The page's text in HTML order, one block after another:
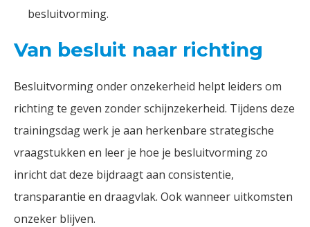
besluitvorming.
Van besluit naar richting
Besluitvorming onder onzekerheid helpt leiders om
richting te geven zonder schijnzekerheid. Tijdens deze
trainingsdag werk je aan herkenbare strategische
vraagstukken en leer je hoe je besluitvorming zo
inricht dat deze bijdraagt aan consistentie,
transparantie en draagvlak. Ook wanneer uitkomsten
onzeker blijven.